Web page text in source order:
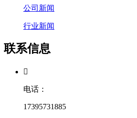
公司新闻
行业新闻
联系信息

电话：
17395731885